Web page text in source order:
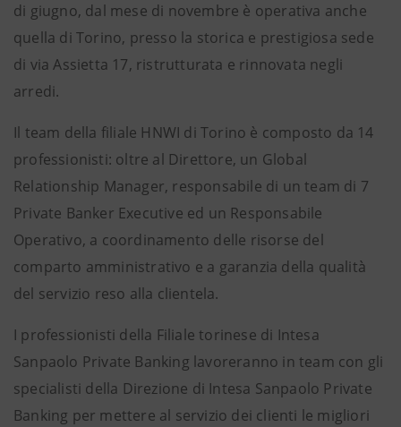
di giugno, dal mese di novembre è operativa anche
quella di Torino, presso la storica e prestigiosa sede
di via Assietta 17, ristrutturata e rinnovata negli
arredi.
Il team della filiale HNWI di Torino è composto da 14
professionisti: oltre al Direttore, un Global
Relationship Manager, responsabile di un team di 7
Private Banker Executive ed un Responsabile
Operativo, a coordinamento delle risorse del
comparto amministrativo e a garanzia della qualità
del servizio reso alla clientela.
I professionisti della Filiale torinese di Intesa
Sanpaolo Private Banking lavoreranno in team con gli
specialisti della Direzione di Intesa Sanpaolo Private
Banking per mettere al servizio dei clienti le migliori